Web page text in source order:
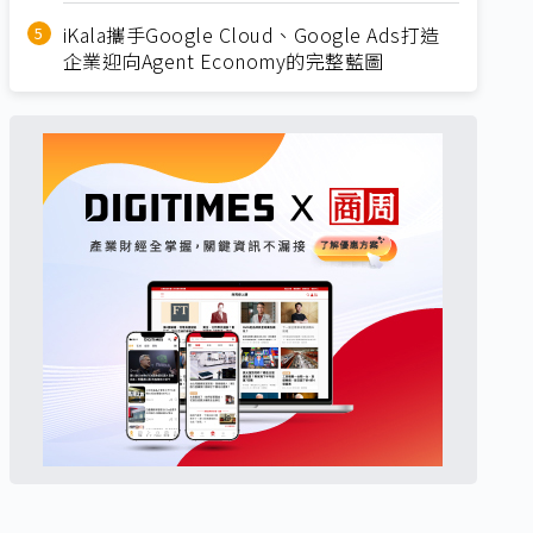
iKala攜手Google Cloud、Google Ads打造
企業迎向Agent Economy的完整藍圖